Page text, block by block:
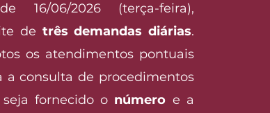
06/2026 (terça-feira),
de três demandas diárias.
os atendimentos pontuais
a consulta de procedimentos
fornecido o número e a